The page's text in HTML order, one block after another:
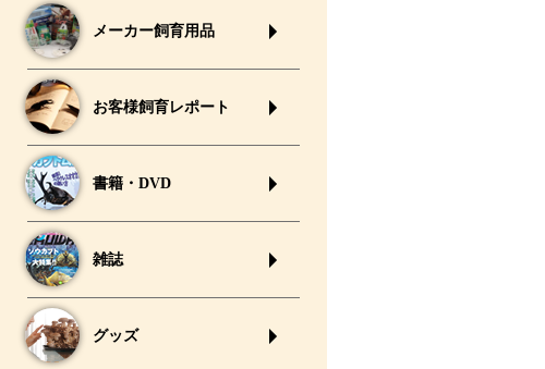
メーカー飼育用品
お客様飼育レポート
書籍・DVD
雑誌
グッズ